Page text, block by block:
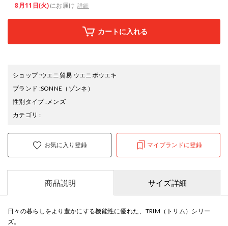
8月11日(火)にお届け 詳細
カートに入れる
ショップ:ウエニ貿易 ウエニボウエキ
ブランド :SONNE （ゾンネ）
性別タイプ: メンズ
カテゴリ :
お気に入り登録 マイブランドに登録
商品説明 サイズ詳細
日々の暮らしをより豊かにする機能性に優れた、TRIM（トリム）シリー
ズ。